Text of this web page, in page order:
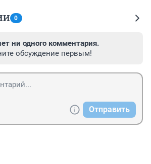
0
ни одного комментария.
обсуждение первым!
Отправить